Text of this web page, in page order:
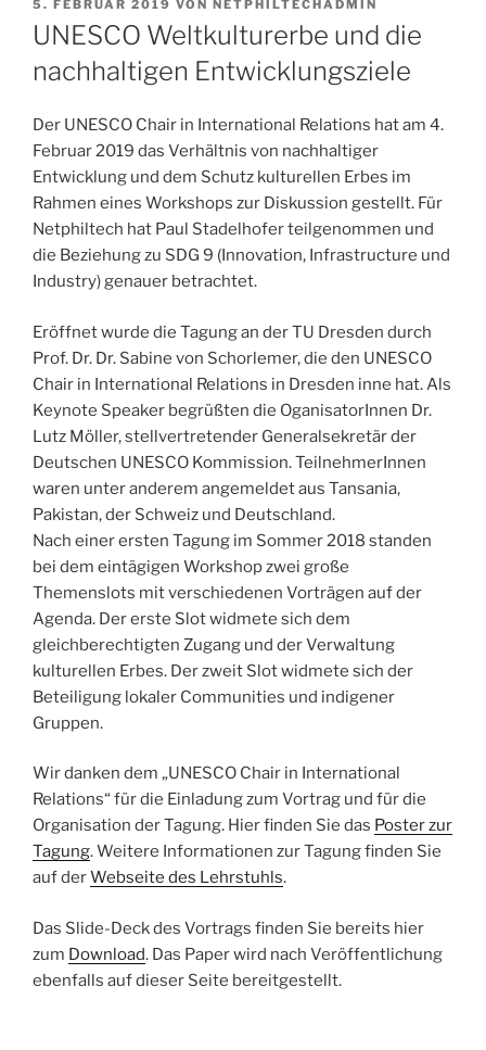
VERÖFFENTLICHT
AM
5. FEBRUAR 2019 VON NETPHILTECHADMIN
UNESCO Weltkulturerbe und die
nachhaltigen Entwicklungsziele
Der UNESCO Chair in International Relations hat am 4.
Februar 2019 das Verhältnis von nachhaltiger
Entwicklung und dem Schutz kulturellen Erbes im
Rahmen eines Workshops zur Diskussion gestellt. Für
Netphiltech hat Paul Stadelhofer teilgenommen und
die Beziehung zu SDG 9 (Innovation, Infrastructure und
Industry) genauer betrachtet.
Eröffnet wurde die Tagung an der TU Dresden durch
Prof. Dr. Dr. Sabine von Schorlemer, die den UNESCO
Chair in International Relations in Dresden inne hat. Als
Keynote Speaker begrüßten die OganisatorInnen Dr.
Lutz Möller, stellvertretender Generalsekretär der
Deutschen UNESCO Kommission. TeilnehmerInnen
waren unter anderem angemeldet aus Tansania,
Pakistan, der Schweiz und Deutschland.
Nach einer ersten Tagung im Sommer 2018 standen
bei dem eintägigen Workshop zwei große
Themenslots mit verschiedenen Vorträgen auf der
Agenda. Der erste Slot widmete sich dem
gleichberechtigten Zugang und der Verwaltung
kulturellen Erbes. Der zweit Slot widmete sich der
Beteiligung lokaler Communities und indigener
Gruppen.
Wir danken dem „UNESCO Chair in International
Relations“ für die Einladung zum Vortrag und für die
Organisation der Tagung. Hier finden Sie das Poster zur
Tagung. Weitere Informationen zur Tagung finden Sie
auf derWebseite des Lehrstuhls.
Das Slide-Deck des Vortrags finden Sie bereits hier
zum Download. Das Paper wird nach Veröffentlichung
ebenfalls auf dieser Seite bereitgestellt.